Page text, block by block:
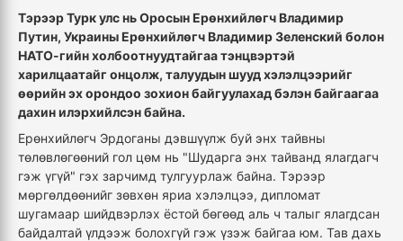
Тэрээр Турк улс нь Оросын Ерөнхийлөгч Владимир
Путин, Украины Ерөнхийлөгч Владимир Зеленский болон
НАТО-гийн холбоотнуудтайгаа тэнцвэртэй
харилцаатайг онцолж, талуудын шууд хэлэлцээрийг
өөрийн эх орондоо зохион байгуулахад бэлэн байгаагаа
дахин илэрхийлсэн байна.
Ерөнхийлөгч Эрдоганы дэвшүүлж буй энх тайвны
төлөвлөгөөний гол цөм нь "Шударга энх тайванд ялагдагч
гэж үгүй" гэх зарчимд тулгуурлаж байна. Тэрээр
мөргөлдөөнийг зөвхөн яриа хэлэлцээ, дипломат
шугамаар шийдвэрлэх ёстой бөгөөд аль ч талыг ялагдсан
байдалтай үлдээж болохгүй гэж үзэж байгаа юм. Тав дахь